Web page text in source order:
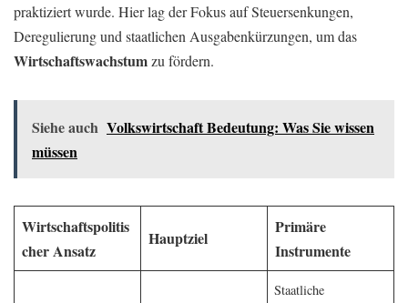
praktiziert wurde. Hier lag der Fokus auf Steuersenkungen,
Deregulierung und staatlichen Ausgabenkürzungen, um das
Wirtschaftswachstumzu fördern.
Siehe auch Volkswirtschaft Bedeutung: Was Sie wissen
müssen
Wirtschaftspolitis
cher Ansatz
Hauptziel
Primäre
Instrumente
Staatliche